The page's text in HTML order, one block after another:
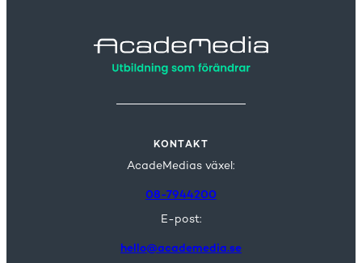
KONTAKT
AcadeMedias växel:
08-7944200
E-post:
hello@academedia.se